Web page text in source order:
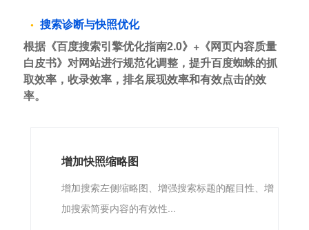
搜索诊断与快照优化
根据《百度搜索引擎优化指南2.0》+《网页内容质量
白皮书》对网站进行规范化调整，提升百度蜘蛛的抓
取效率，收录效率，排名展现效率和有效点击的效
率。
增加快照缩略图
增加搜索左侧缩略图、增强搜索标题的醒目性、增
加搜索简要内容的有效性...